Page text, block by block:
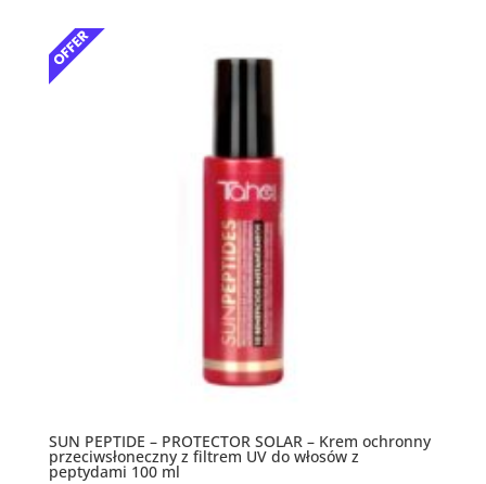
SUN PEPTIDE – PROTECTOR SOLAR – Krem ochronny
przeciwsłoneczny z filtrem UV do włosów z
peptydami 100 ml